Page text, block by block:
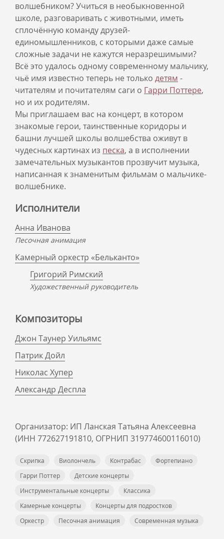
волшебником? Учиться в необыкновенной
школе, разговаривать с животными, иметь
сплочённую команду друзей-
единомышленников, с которыми даже самые
сложные задачи не кажутся неразрешимыми?
Всё это удалось одному современному мальчику,
чьё имя известно теперь не только детям -
читателям и почитателям саги о Гарри Поттере,
но и их родителям.
Мы приглашаем вас на концерт, в котором
знакомые герои, таинственные коридоры и
башни лучшей школы волшебства оживут в
чудесных картинах из песка, а в исполнении
замечательных музыкантов прозвучит музыка,
написанная к знаменитым фильмам о мальчике-
волшебнике.
Исполнители
Анна Иванова
Песочная анимация
Камерный оркестр «Бельканто»
Григорий Римский
Художественный руководитель
Композиторы
Джон Таунер Уильямс
Патрик Дойл
Николас Хупер
Александр Деспла
Организатор: ИП Ланская Татьяна Алексеевна
(ИНН 772627191810, ОГРНИП 319774600116010)
Скрипка Виолончель Контрабас
Фортепиано
Гарри Поттер
Детские концерты
Инструментальные концерты
Классика
Камерные концерты
Концерты для подростков
Оркестр
Песочная анимация Современная музыка